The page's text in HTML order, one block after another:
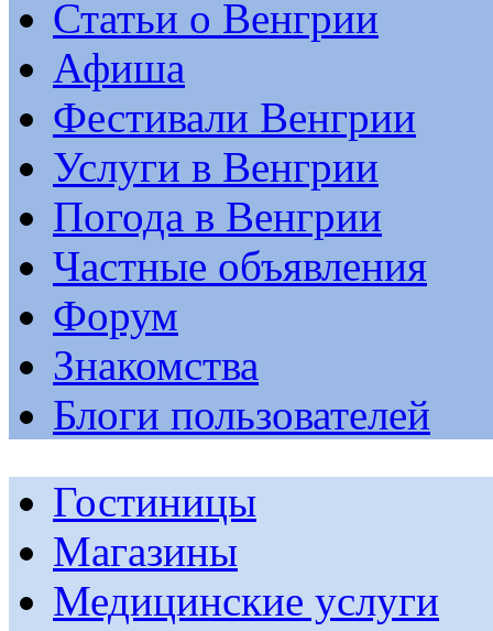
Статьи о Венгрии
Афиша
Фестивали Венгрии
Услуги в Венгрии
Погода в Венгрии
Частные объявления
Форум
Знакомства
Блоги пользователей
Гостиницы
Магазины
Медицинские услуги